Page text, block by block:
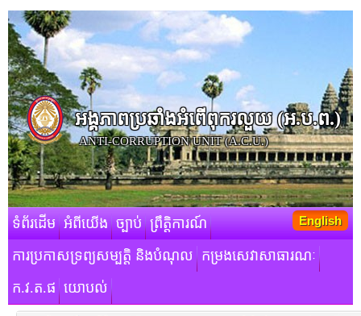
អង្គភាពប្រឆាំងអំពើពុករលួយ​ (អ.ប.ព.)
ANTI-CORRUPTION UNIT (A.C.U.)
ទំព័រដើម អំពីយើង ច្បាប់ ព្រឹត្តិការណ៍
ការប្រកាសទ្រព្យសម្បត្តិ និងបំណុល កម្រងសេវាសាធារណៈ
ក.វ.ត.ផ យោបល់
English